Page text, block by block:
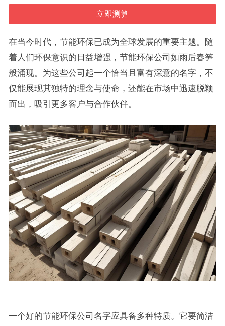
在当今时代，节能环保已成为全球发展的重要主题。随
着人们环保意识的日益增强，节能环保公司如雨后春笋
般涌现。为这些公司起一个恰当且富有深意的名字，不
仅能展现其独特的理念与使命，还能在市场中迅速脱颖
而出，吸引更多客户与合作伙伴。
一个好的节能环保公司名字应具备多种特质。它要简洁